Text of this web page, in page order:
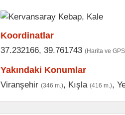
Koordinatlar
37.232166, 39.761743 (Harita ve
Yakındaki Konumlar
Viranşehir (346 m.), Kışla (416 m.),